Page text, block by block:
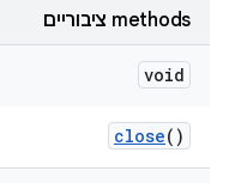
‫methods ציבוריים
void
close()